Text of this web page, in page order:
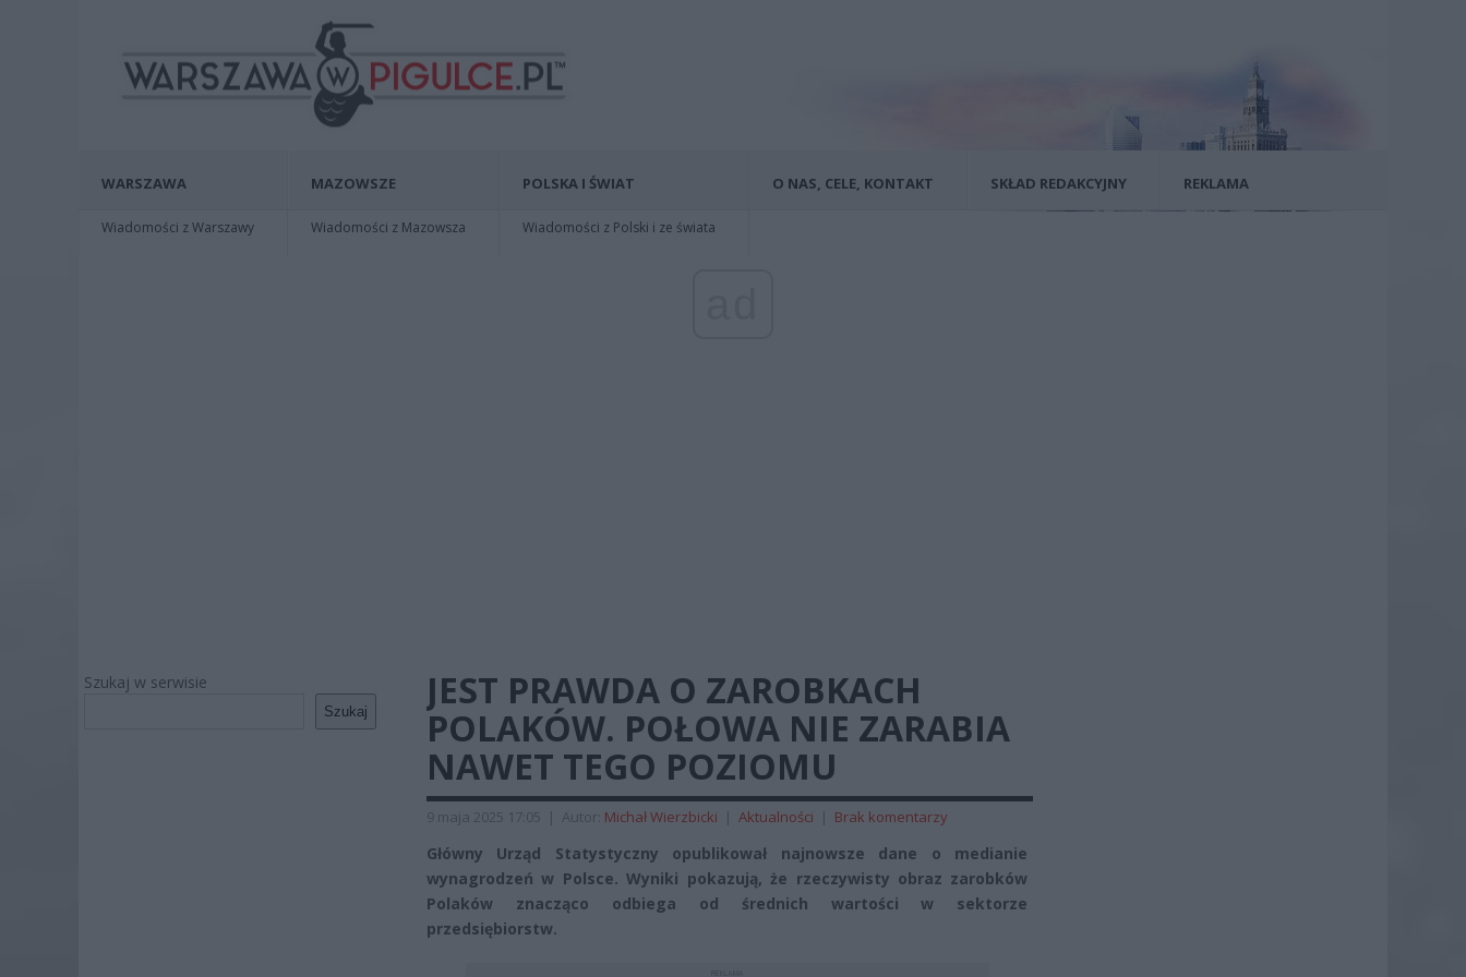
WARSZAWA
Wiadomości z Warszawy
MAZOWSZE
Wiadomości z Mazowsza
POLSKA I ŚWIAT
Wiadomości z Polski i ze świata
O NAS, CELE, KONTAKT SKŁAD REDAKCYJNY REKLAMA
Szukaj w serwisie
Szukaj
JEST PRAWDA O ZAROBKACH
POLAKÓW. POŁOWA NIE ZARABIA
NAWET TEGO POZIOMU
9 maja 2025 17:05 | Autor: Michał Wierzbicki | Aktualności | Brak komentarzy
Główny Urząd Statystyczny opublikował najnowsze dane o medianie
wynagrodzeń w Polsce. Wyniki pokazują, że rzeczywisty obraz zarobków
Polaków znacząco odbiega od średnich wartości w sektorze
przedsiębiorstw.